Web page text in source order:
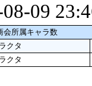
09
会所属キャラ数
クタ
クタ